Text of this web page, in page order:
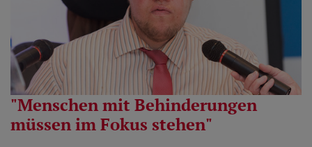
"Menschen mit Behinderungen
müssen im Fokus stehen"